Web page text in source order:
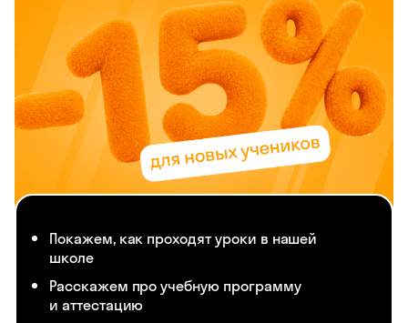
Покажем, как проходят уроки в нашей
школе
Расскажем про учебную программу
и аттестацию